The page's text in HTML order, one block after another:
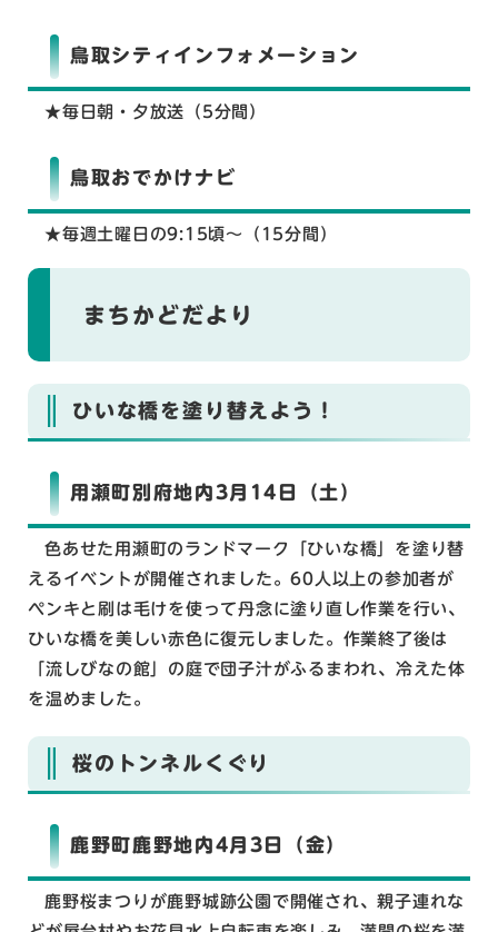
鳥取シティインフォメーション
★毎日朝・夕放送（5分間）
鳥取おでかけナビ
★毎週土曜日の9:15頃～（15分間）
まちかどだより
ひいな橋を塗り替えよう！
用瀬町別府地内3月14日（土）
色あせた用瀬町のランドマーク「ひいな橋」を塗り替
えるイベントが開催されました。60人以上の参加者が
ペンキと刷は毛けを使って丹念に塗り直し作業を行い、
ひいな橋を美しい赤色に復元しました。作業終了後は
「流しびなの館」の庭で団子汁がふるまわれ、冷えた体
を温めました。
桜のトンネルくぐり
鹿野町鹿野地内4月3日（金）
鹿野桜まつりが鹿野城跡公園で開催され、親子連れな